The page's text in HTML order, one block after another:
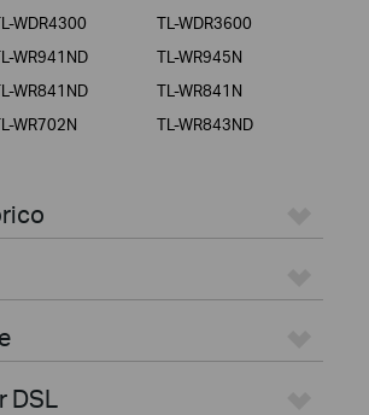
WDR4300
TL-WDR3600
WR941ND
TL-WR945N
WR841ND
TL-WR841N
WR702N
TL-WR843ND
DSL